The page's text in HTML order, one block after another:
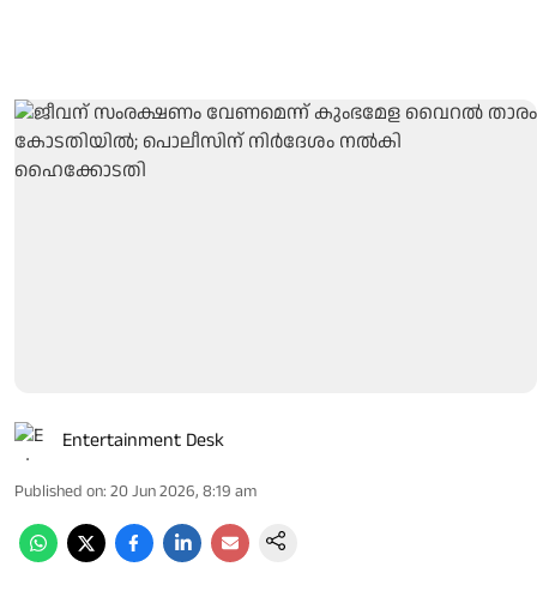
Entertainment Desk
Published on: 20 Jun 2026, 8:19 am